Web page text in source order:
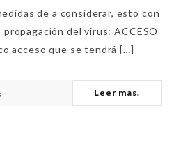
de a considerar, esto con
del virus: ACCESO
acceso que se tendrá […]
Leer mas.